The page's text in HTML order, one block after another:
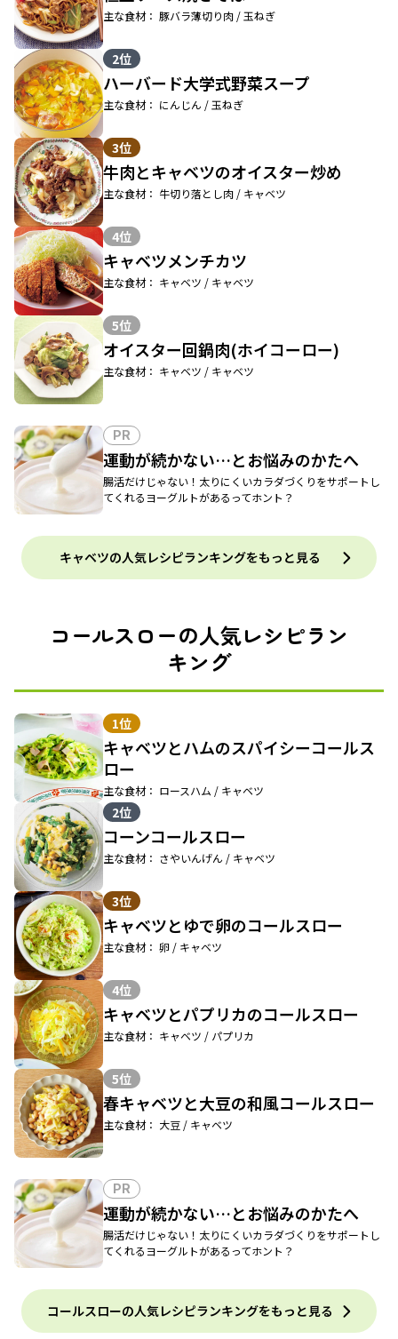
主な食材： 豚バラ薄切り肉 / 玉ねぎ
2位
ハーバード大学式野菜スープ
主な食材： にんじん / 玉ねぎ
3位
牛肉とキャベツのオイスター炒め
主な食材： 牛切り落とし肉 / キャベツ
4位
キャベツメンチカツ
主な食材： キャベツ / キャベツ
5位
オイスター回鍋肉(ホイコーロー)
主な食材： キャベツ / キャベツ
PR
運動が続かない…とお悩みのかたへ
腸活だけじゃない！太りにくいカラダづくりをサポートし
てくれるヨーグルトがあるってホント？
キャベツの人気レシピランキングをもっと見る
コールスローの人気レシピラン
キング
1位
キャベツとハムのスパイシーコールス
ロー
主な食材： ロースハム / キャベツ
2位
コーンコールスロー
主な食材： さやいんげん / キャベツ
3位
キャベツとゆで卵のコールスロー
主な食材： 卵 / キャベツ
4位
キャベツとパプリカのコールスロー
主な食材： キャベツ / パプリカ
5位
春キャベツと大豆の和風コールスロー
主な食材： 大豆 / キャベツ
PR
運動が続かない…とお悩みのかたへ
腸活だけじゃない！太りにくいカラダづくりをサポートし
てくれるヨーグルトがあるってホント？
コールスローの人気レシピランキングをもっと見る